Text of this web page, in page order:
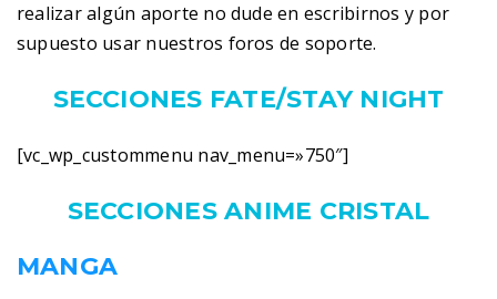
realizar algún aporte no dude en escribirnos y por
supuesto usar nuestros foros de soporte.
SECCIONES FATE/STAY NIGHT
[vc_wp_custommenu nav_menu=»750″]
SECCIONES ANIME CRISTAL
MANGA